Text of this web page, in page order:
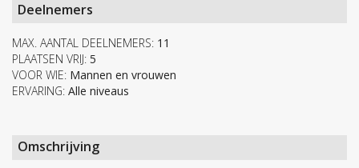
Deelnemers
MAX. AANTAL DEELNEMERS: 11
PLAATSEN VRIJ: 5
VOOR WIE: Mannen en vrouwen
ERVARING: Alle niveaus
Omschrijving